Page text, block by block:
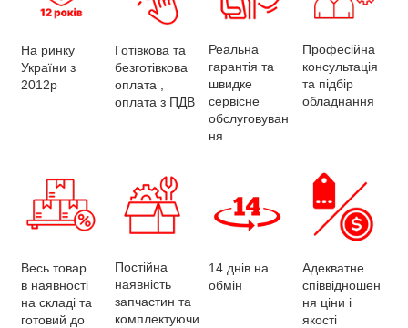
На ринку
України з
2012р
Готівкова та
безготівкова
оплата ,
оплата з ПДВ
Реальна
гарантія та
швидке
сервісне
обслуговуван
ня
Професійна
консультація
та підбір
обладнання
Весь товар
в наявності
на складі та
готовий до
Постійна
наявність
запчастин та
комплектуючи
14 днів на
обмін
Адекватне
співвідношен
ня ціни і
якості